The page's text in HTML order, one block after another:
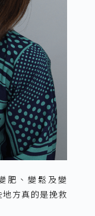
肥、變鬆及變
方真的是挽救